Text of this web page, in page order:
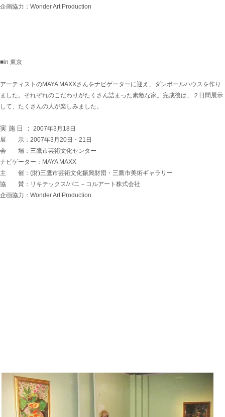
企画協力：Wonder Art Production
■in 東京
アーティストのMAYA MAXXさんをナビゲーターに迎え、ダンボールハウスを作り
ました。それぞれのこだわりがたくさん詰まった素敵な家。完成後は、２日間展示
して、たくさんの人が楽しみました。
実施日：2007年3月18日
展 示：2007年3月20日・21日
会 場：三鷹市芸術文化センター
ナビゲーター：MAYA MAXX
主 催：(財)三鷹市芸術文化振興財団・三鷹市美術ギャラリー
協 賛：リキテックス/バニ－コルアート株式会社
企画協力：Wonder Art Production